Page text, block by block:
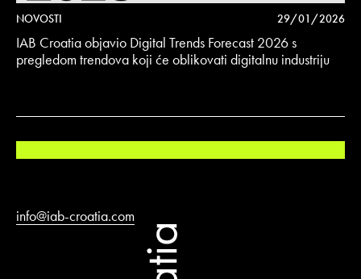
NOVOSTI 29/01/2026
IAB Croatia objavio Digital Trends Forecast 2026 s
pregledom trendova koji će oblikovati digitalnu industriju
info@iab-croatia.com